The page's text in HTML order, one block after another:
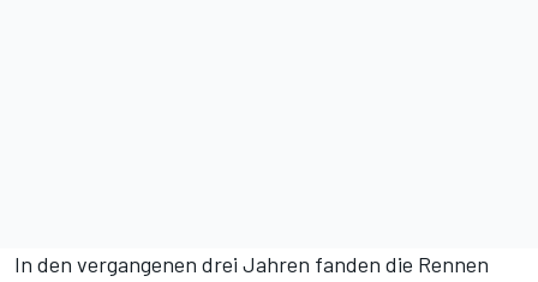
In den vergangenen drei Jahren fanden die Rennen